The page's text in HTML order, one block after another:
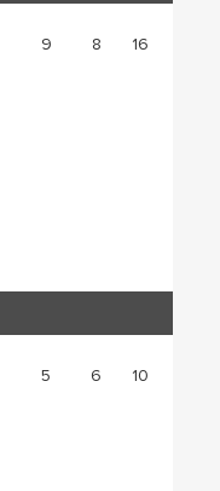
9 8 16
5 6 10